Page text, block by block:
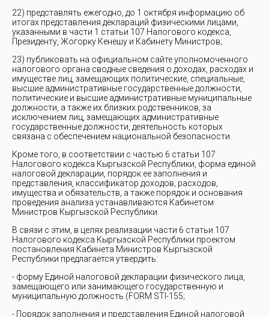
22) представлять ежегодно, до 1 октября информацию об
итогах представления деклараций физическими лицами,
указанными в части 1 статьи 107 Налогового кодекса,
Президенту, Жогорку Кенешу и Кабинету Министров;
23) публиковать на официальном сайте уполномоченного
налогового органа сводные сведения о доходах, расходах и
имуществе лиц, замещающих политические, специальные,
высшие административные государственные должности,
политические и высшие административные муниципальные
должности, а также их близких родственников, за
исключением лиц, замещающих административные
государственные должности, деятельность которых
связана с обеспечением национальной безопасности.
Кроме того, в соответствии с частью 6 статьи 107
Налогового кодекса Кыргызской Республики, форма единой
налоговой декларации, порядок ее заполнения и
представления, классификатор доходов, расходов,
имущества и обязательств, а также порядок и основания
проведения анализа устанавливаются Кабинетом
Министров Кыргызской Республики.
В связи с этим, в целях реализации части 6 статьи 107
Налогового кодекса Кыргызской Республики проектом
постановления Кабинета Министров Кыргызской
Республики предлагается утвердить:
- форму Единой налоговой декларации физического лица,
замещающего или занимающего государственную и
муниципальную должность (FORM STI-155;
- Порядок заполнения и представления Единой налоговой